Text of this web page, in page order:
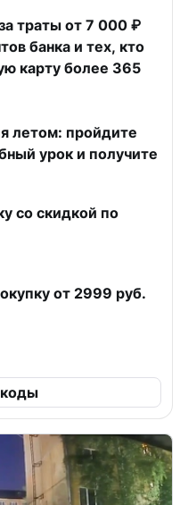
траты от 7 000 ₽
банка и тех, кто
карту более 365
летом: пройдите
урок и получите
со скидкой по
от 2999 руб.